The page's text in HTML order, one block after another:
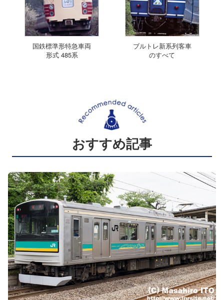
国鉄標準形特急車両
形式 485系
ブルトレ新系列客車
のすべて
おすすめ記事